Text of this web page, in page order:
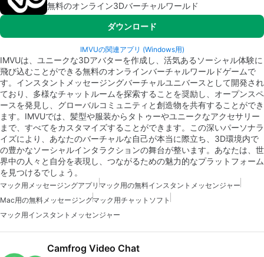
無料のオンライン3Dバーチャルワールド
ダウンロード
IMVUの関連アプリ (Windows用)
IMVUは、ユニークな3Dアバターを作成し、活気あるソーシャル体験に
飛び込むことができる無料のオンラインバーチャルワールドゲームで
す。インスタントメッセージングバーチャルユニバースとして開発され
ており、多様なチャットルームを探索することを奨励し、オープンスペ
ースを発見し、グローバルコミュニティと創造物を共有することができ
ます。IMVUでは、髪型や服装からタトゥーやユニークなアクセサリー
まで、すべてをカスタマイズすることができます。この深いパーソナラ
イズにより、あなたのバーチャルな自己が本当に際立ち、3D環境内で
の豊かなソーシャルインタラクションの舞台が整います。あなたは、世
界中の人々と自分を表現し、つながるための魅力的なプラットフォーム
を見つけるでしょう。
マック用メッセージングアプリ マック用の無料インスタントメッセンジャー
Mac用の無料メッセージングマック用チャットソフト
マック用インスタントメッセンジャー
Camfrog Video Chat